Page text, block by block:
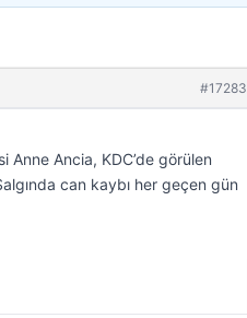
#17283
Anne Ancia, KDC’de görülen
can kaybı her geçen gün